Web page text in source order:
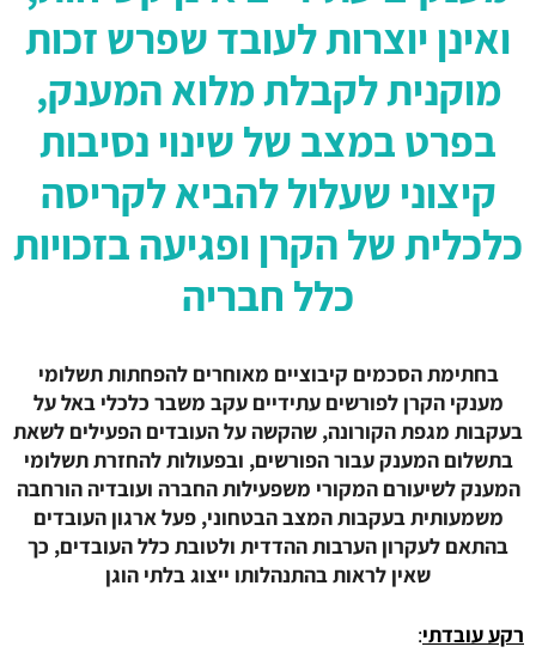
ואינן יוצרות לעובד שפרש זכות
מוקנית לקבלת מלוא המענק,
בפרט במצב של שינוי נסיבות
קיצוני שעלול להביא לקריסה
כלכלית של הקרן ופגיעה בזכויות
כלל חבריה
בחתימת הסכמים קיבוציים מאוחרים להפחתות תשלומי
מענקי הקרן לפורשים עתידיים עקב משבר כלכלי באל על
בעקבות מגפת הקורונה, שהקשה על העובדים הפעילים לשאת
בתשלום המענק עבור הפורשים, ובפעולות להחזרת תשלומי
המענק לשיעורם המקורי משפעילות החברה ועובדיה הורחבה
משמעותית בעקבות המצב הבטחוני, פעל ארגון העובדים
בהתאם לעקרון הערבות ההדדית ולטובת כלל העובדים, כך
שאין לראות בהתנהלותו ייצוג בלתי הוגן
רקע עובדתי: